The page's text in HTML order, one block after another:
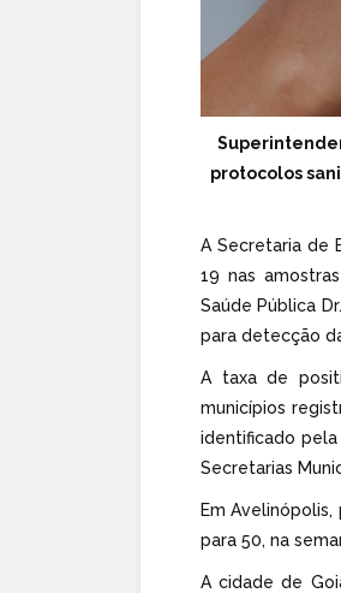
protocolos
A Secretaria de
19 nas
Saúde Pública
para detecção
A taxa de
municípios
identificado pela
Secretarias
Em
para 50, na
A cidade de